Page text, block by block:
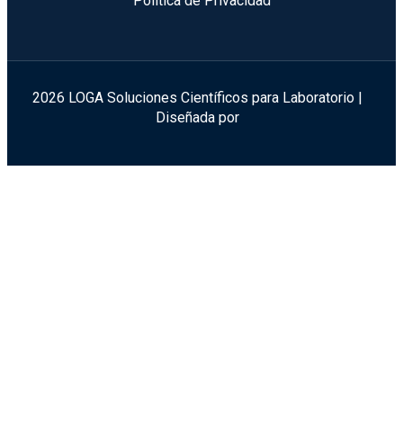
2026 LOGA Soluciones Científicos para Laboratorio |
Diseñada por